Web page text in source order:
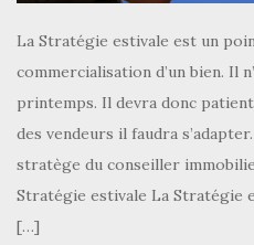
La Stratégie estivale est un
commercialisation d’un bien. Il
printemps. Il devra donc
des vendeurs il faudra
stratège du conseiller
Stratégie estivale La Stratégie
[…]